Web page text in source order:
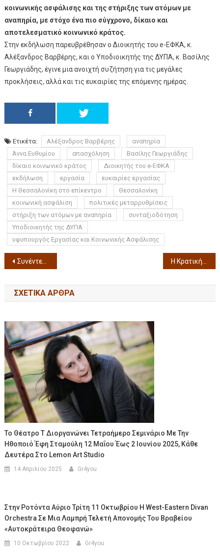
κοινωνικής ασφάλισης και της στήριξης των ατόμων με
αναπηρία, με στόχο ένα πιο σύγχρονο, δίκαιο και
αποτελεσματικό κοινωνικό κράτος.
Στην εκδήλωση παρευβρέθησαν ο Διοικητής του e-ΕΦΚΑ, κ.
Αλέξανδρος Βαρβέρης, και ο Υποδιοικητής της ΔΥΠΑ, κ. Βασίλης
Γεωργιάδης, έγινε μια ανοιχτή συζήτηση για τις μεγάλες
προκλήσεις, αλλά και τις ευκαιρίες της επόμενης ημέρας.
Ετικέτα: Αλέξανδρος Βαρβέρης
αναπηρία
Άννα Ευθυμίου
απασχόληση
Βασίλης Γεωργιάδης
δίκαιο κοινωνικό κράτος
Διοικητής του e-ΕΦΚΑ
εκδήλωση
εργασία
ευκαιρίες εργασίας
Η Θεσσαλονίκη στο επίκεντρο
Θεσσαλονίκη
κοινωνική ασφάλιση
πολιτικές μεταρρυθμίσεις
στήριξη των ατόμων με αναπηρία
συνταξιοδότηση
Υποδιοικητής της ΔΥΠΑ
υφυπουργός Εργασίας και Κοινωνικής Ασφάλισης
Συνέντευξη τύπου για το 2ο FLY IN SKG SKY στην Καμάρα του Δήμου Θεσσαλονίκης και του ΑΚ Προμηθέας (Δείτε το video)
ΣΧΕΤΙΚΆ ΆΡΘΡΑ
Το Θέατρο Τ Διοργανώνει Τετραήμερο Σεμινάριο Με Την
Ηθοποιό Έφη Σταμούλη 12 Μαΐου Έως 2 Ιουνίου 2025, Κάθε
Δευτέρα Στο Lemon Art Studio
14 Απριλίου 2025 Gr4you
Στην Ροτόντα Αύριο Τρίτη 11 Οκτωβρίου Η West-Eastern Divan
Orchestra Σε Μια Λαμπρή Τελετή Απονομής Του Βραβείου
«Αυτοκράτειρα Θεοφανώ»
10 Οκτωβρίου 2022 Gr4you